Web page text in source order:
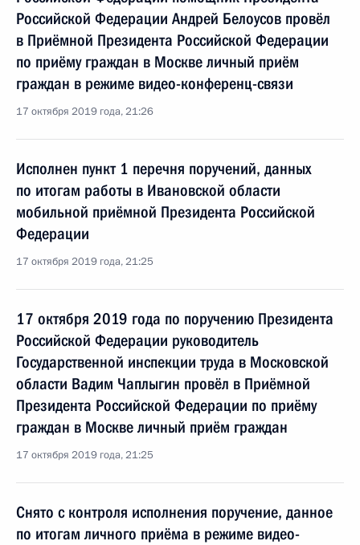
Российской Федерации Андрей Белоусов провёл
в Приёмной Президента Российской Федерации
по приёму граждан в Москве личный приём
граждан в режиме видео-конференц-связи
17 октября 2019 года, 21:26
Исполнен пункт 1 перечня поручений, данных
по итогам работы в Ивановской области
мобильной приёмной Президента Российской
Федерации
17 октября 2019 года, 21:25
17 октября 2019 года по поручению Президента
Российской Федерации руководитель
Государственной инспекции труда в Московской
области Вадим Чаплыгин провёл в Приёмной
Президента Российской Федерации по приёму
граждан в Москве личный приём граждан
17 октября 2019 года, 21:25
Снято с контроля исполнения поручение, данное
по итогам личного приёма в режиме видео-